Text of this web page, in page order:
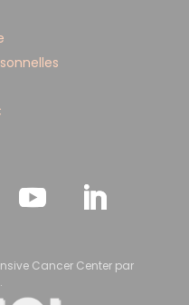
Cancer Center par